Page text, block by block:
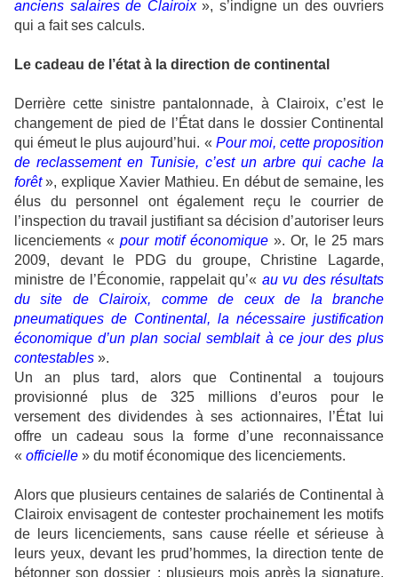
anciens salaires de Clairoix », s’indigne un des ouvriers
qui a fait ses calculs.
Le cadeau de l’état à la direction de continental
Derrière cette sinistre pantalonnade, à Clairoix, c’est le
changement de pied de l’État dans le dossier Continental
qui émeut le plus aujourd’hui. « Pour moi, cette proposition
de reclassement en Tunisie, c’est un arbre qui cache la
forêt», explique Xavier Mathieu. En début de semaine, les
élus du personnel ont également reçu le courrier de
l’inspection du travail justifiant sa décision d’autoriser leurs
licenciements «pour motif économique ». Or, le 25 mars
2009, devant le PDG du groupe, Christine Lagarde,
ministre de l’Économie, rappelait qu’« au vu des résultats
du site de Clairoix, comme de ceux de la branche
pneumatiques de Continental, la nécessaire justification
économique d’un plan social semblait à ce jour des plus
contestables ».
Un an plus tard, alors que Continental a toujours
provisionné plus de 325 millions d’euros pour le
versement des dividendes à ses actionnaires, l’État lui
offre un cadeau sous la forme d’une reconnaissance
« officielle » du motif économique des licenciements.
Alors que plusieurs centaines de salariés de Continental à
Clairoix envisagent de contester prochainement les motifs
de leurs licenciements, sans cause réelle et sérieuse à
leurs yeux, devant les prud’hommes, la direction tente de
bétonner son dossier : plusieurs mois après la signature,